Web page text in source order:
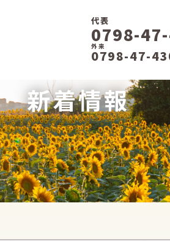
代表
0798-
外来
0798-47-
新着情報